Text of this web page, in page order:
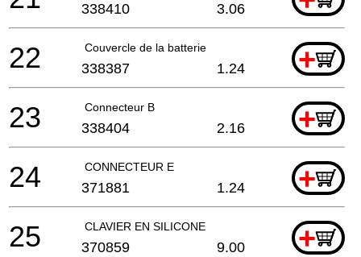
338410 3.06
Couvercle de la batterie +
22 338387 1.24
Connecteur B +
23 338404 2.16
CONNECTEUR E +
24 371881 1.24
CLAVIER EN SILICONE +
25 370859 9.00